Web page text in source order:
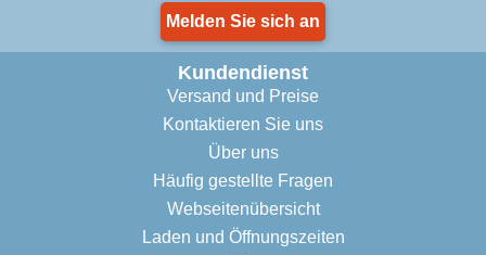
Melden Sie sich an
Kundendienst
Versand und Preise
Kontaktieren Sie uns
Über uns
Häufig gestellte Fragen
Webseitenübersicht
Laden und Öffnungszeiten